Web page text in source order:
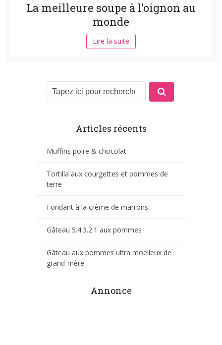
La meilleure soupe à l’oignon au
monde
Lire la suite
Articles récents
Muffins poire & chocolat
Tortilla aux courgettes et pommes de
terre
Fondant à la crème de marrons
Gâteau 5.4.3.2.1 aux pommes
Gâteau aux pommes ultra moelleux de
grand-mère
Annonce